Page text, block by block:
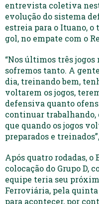
entrevista coletiva
evolução do sistema
estreia para o Ituano,
gol, no empate com o
“Nos últimos três
sofremos tanto. A
dia, treinando bem,
voltarem os jogos,
defensiva quanto
continuar trabalhando,
que quando os jogos
preparados e
Após quatro rodadas, o
colocação do Grupo D,
equipe teria seu
Ferroviária, pela quinta
para acontecer, por